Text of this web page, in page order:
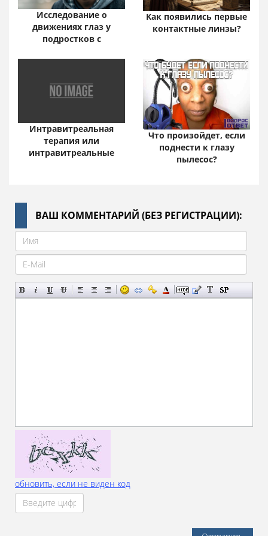
Исследование о
движениях глаз у
подростков с
Как появились первые
контактные линзы?
Интравитреальная
терапия или
интравитреальные
Что произойдет, если
поднести к глазу
пылесос?
ВАШ КОММЕНТАРИЙ (БЕЗ РЕГИСТРАЦИИ):
обновить, если не виден код